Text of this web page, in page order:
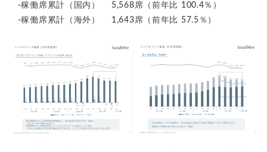
-稼働席累計（国内） 5,568席（前年比 100.4％）
-稼働席累計（海外） 1,643席（前年比 57.5％）